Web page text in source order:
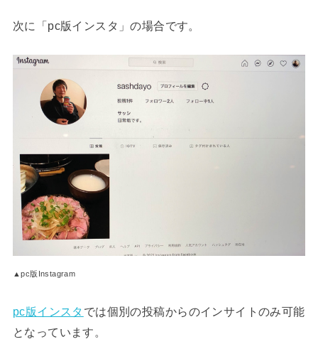
次に「pc版インスタ」の場合です。
▲pc版Instagram
pc版インスタ では個別の投稿からのインサイトのみ可能
となっています。